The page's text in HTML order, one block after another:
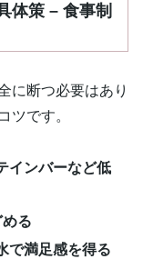
体策 – 食事制
に断つ必要はあり
ツです。
インバーなど低
る
で満足感を得る